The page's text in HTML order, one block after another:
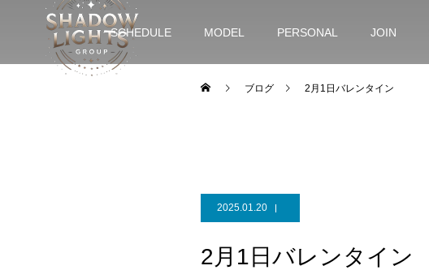
SCHEDULE MODEL PERSONAL JOIN
ブログ 2月1日バレンタイン
2025.01.20
2月1日バレンタイン